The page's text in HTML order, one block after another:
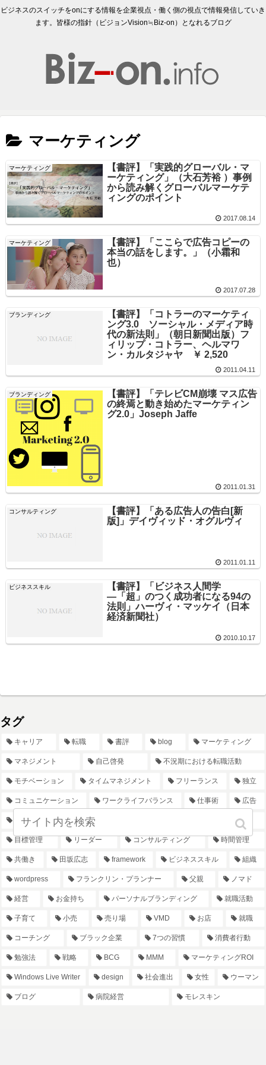
ビジネスのスイッチをonにする情報を企業視点・働く側の視点で情報発信していき
ます。皆様の指針（ビジョンVision≒Biz-on）となれるブログ
マーケティング
マーケティング
【書評】「実践的グローバル・マ
ーケティング」（大石芳裕 ）事例
から読み解くグローバルマーケテ
ィングのポイント
2017.08.14
マーケティング
【書評】「ここらで広告コピーの
本当の話をします。」（小霜和
也）
2017.07.28
ブランディング
【書評】「コトラーのマーケティ
ング3.0 ソーシャル・メディア時
代の新法則」（朝日新聞出版）フ
ィリップ・コトラー、ヘルマワ
ン・カルタジャヤ ￥ 2,520
2011.04.11
ブランディング
【書評】「テレビCM崩壊 マス広告
の終焉と動き始めたマーケティン
グ2.0」Joseph Jaffe
2011.01.31
コンサルティング
【書評】「ある広告人の告白[新
版]」デイヴィッド・オグルヴィ
2011.01.11
ビジネススキル
【書評】「ビジネス人間学
―「超」のつく成功者になる94の
法則」ハーヴィ・マッケイ（日本
経済新聞社）
2010.10.17
タグ
キャリア 転職 書評 blog マーケティング
マネジメント 自己啓発 不況期における転職活動
モチベーション タイムマネジメント フリーランス 独立
コミュニケーション ワークライフバランス 仕事術 広告
OB訪問 リーダーシップ 手帳
目標管理 リーダー コンサルティング 時間管理
共働き 田坂広志 framework ビジネススキル 組織
wordpress フランクリン・プランナー 父親 ノマド
経営 お金持ち パーソナルブランディング 就職活動
子育て 小売 売り場 VMD お店 就職
コーチング ブラック企業 7つの習慣 消費者行動
勉強法 戦略 BCG MMM マーケティングROI
Windows Live Writer design 社会進出 女性 ウーマン
ブログ 病院経営 モレスキン